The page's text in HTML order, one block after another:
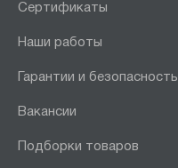
Сертификаты
Наши работы
Гарантии и безопасность
Вакансии
Подборки товаров